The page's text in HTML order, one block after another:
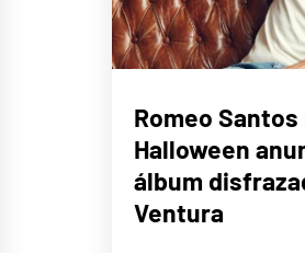
Romeo
Halloween
álbum
Ventura